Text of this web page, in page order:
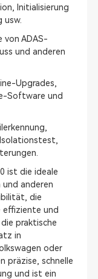
Initialisierung
usw.
ADAS-
und anderen
Upgrades,
Software und
ist die ideale
und anderen
die
effiziente und
praktische
in
oder
präzise, schnelle
und ist ein